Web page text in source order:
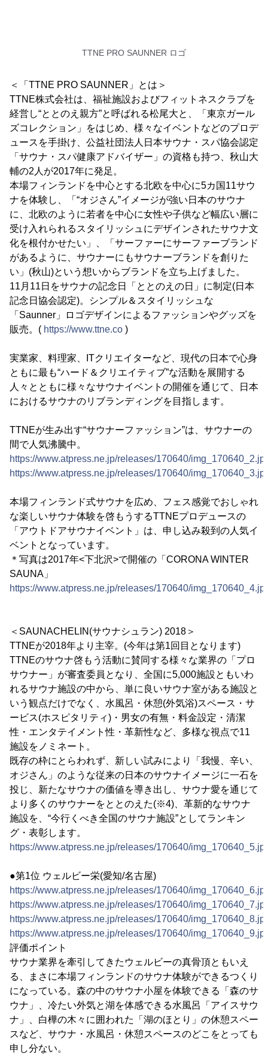
TTNE PRO SAUNNER ロゴ
＜「TTNE PRO SAUNNER」とは＞
TTNE株式会社は、福祉施設およびフィットネスクラブを
経営し“ととのえ親方”と呼ばれる松尾大と、「東京ガール
ズコレクション」をはじめ、様々なイベントなどのプロデ
ュースを手掛け、公益社団法人日本サウナ・スパ協会認定
「サウナ・スパ健康アドバイザー」の資格も持つ、秋山大
輔の2人が2017年に発足。
本場フィンランドを中心とする北欧を中心に5カ国11サウ
ナを体験し、「“オジさん”イメージが強い日本のサウナ
に、北欧のように若者を中心に女性や子供など幅広い層に
受け入れられるスタイリッシュにデザインされたサウナ文
化を根付かせたい」、「サーファーにサーファーブランド
があるように、サウナーにもサウナーブランドを創りた
い」(秋山)という想いからブランドを立ち上げました。
11月11日をサウナの記念日「ととのえの日」に制定(日本
記念日協会認定)。シンプル＆スタイリッシュな
「Saunner」ロゴデザインによるファッションやグッズを
販売。( https://www.ttne.co )
実業家、料理家、ITクリエイターなど、現代の日本で心身
ともに最も“ハード＆クリエイティブ”な活動を展開する
人々とともに様々なサウナイベントの開催を通じて、日本
におけるサウナのリブランディングを目指します。
TTNEが生み出す“サウナーファッション”は、サウナーの
間で人気沸騰中。
https://www.atpress.ne.jp/releases/170640/
https://www.atpress.ne.jp/releases/170640/
本場フィンランド式サウナを広め、フェス感覚でおしゃれ
な楽しいサウナ体験を啓もうするTTNEプロデュースの
「アウトドアサウナイベント」は、申し込み殺到の人気イ
ベントとなっています。
＊写真は2017年<下北沢>で開催の「CORONA WINTER
SAUNA」
https://www.atpress.ne.jp/releases/170640/
＜SAUNACHELIN(サウナシュラン) 2018＞
TTNEが2018年より主宰。(今年は第1回目となります)
TTNEのサウナ啓もう活動に賛同する様々な業界の「プロ
サウナー」が審査委員となり、全国に5,000施設ともいわ
れるサウナ施設の中から、単に良いサウナ室がある施設と
いう観点だけでなく、水風呂・休憩(外気浴)スペース・サ
ービス(ホスピタリティ)・男女の有無・料金設定・清潔
性・エンタテイメント性・革新性など、多様な視点で11
施設をノミネート。
既存の枠にとらわれず、新しい試みにより「我慢、辛い、
オジさん」のような従来の日本のサウナイメージに一石を
投じ、新たなサウナの価値を導き出し、サウナ愛を通じて
より多くのサウナーをととのえた(※4)、革新的なサウナ
施設を、“今行くべき全国のサウナ施設”としてランキン
グ・表彰します。
https://www.atpress.ne.jp/releases/170640/
●第1位 ウェルビー栄(愛知/名古屋)
https://www.atpress.ne.jp/releases/170640/
https://www.atpress.ne.jp/releases/170640/
https://www.atpress.ne.jp/releases/170640/
https://www.atpress.ne.jp/releases/170640/
評価ポイント
サウナ業界を牽引してきたウェルビーの真骨頂ともいえ
る、まさに本場フィンランドのサウナ体験ができるつくり
になっている。森の中のサウナ小屋を体験できる「森のサ
ウナ」、冷たい外気と湖を体感できる水風呂「アイスサウ
ナ」、白樺の木々に囲われた「湖のほとり」の休憩スペー
スなど、サウナ・水風呂・休憩スペースのどこをとっても
申し分ない。